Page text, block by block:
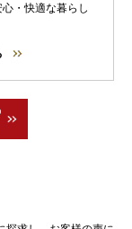
・快適な暮らし